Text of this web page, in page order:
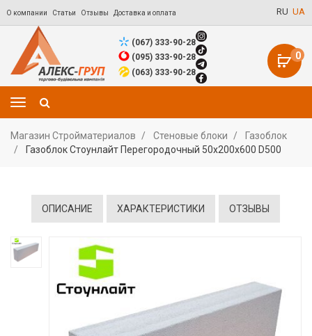
О компании Статьи Отзывы Доставка и оплата RU UA
0
(067) 333-90-28
(095) 333-90-28
(063) 333-90-28
Магазин Стройматериалов Стеновые блоки
Газоблок
Газоблок Стоунлайт Перегородочный 50х200х600 D500
ОПИСАНИЕ ХАРАКТЕРИСТИКИ ОТЗЫВЫ